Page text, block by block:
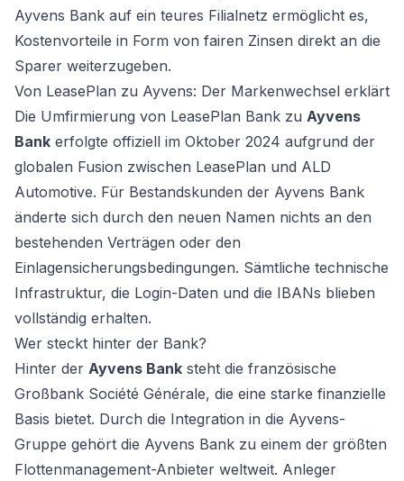
Ayvens Bank auf ein teures Filialnetz ermöglicht es,
Kostenvorteile in Form von fairen Zinsen direkt an die
Sparer weiterzugeben.
Von LeasePlan zu Ayvens: Der Markenwechsel erklärt
Die Umfirmierung von LeasePlan Bank zu Ayvens
Bank erfolgte offiziell im Oktober 2024 aufgrund der
globalen Fusion zwischen LeasePlan und ALD
Automotive. Für Bestandskunden der Ayvens Bank
änderte sich durch den neuen Namen nichts an den
bestehenden Verträgen oder den
Einlagensicherungsbedingungen. Sämtliche technische
Infrastruktur, die Login-Daten und die IBANs blieben
vollständig erhalten.
Wer steckt hinter der Bank?
Hinter der Ayvens Bank steht die französische
Großbank Société Générale, die eine starke finanzielle
Basis bietet. Durch die Integration in die Ayvens-
Gruppe gehört die Ayvens Bank zu einem der größten
Flottenmanagement-Anbieter weltweit. Anleger